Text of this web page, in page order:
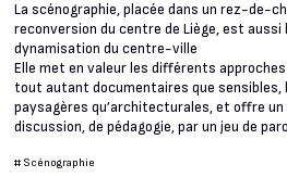
La scénographie, placée dans un rez-de-
reconversion du centre de Liège, est aussi
dynamisation du centre-ville
Elle met en valeur les différents
tout autant documentaires que
paysagères qu’architecturales, et offre
discussion, de pédagogie, par un jeu de
# Scénographie